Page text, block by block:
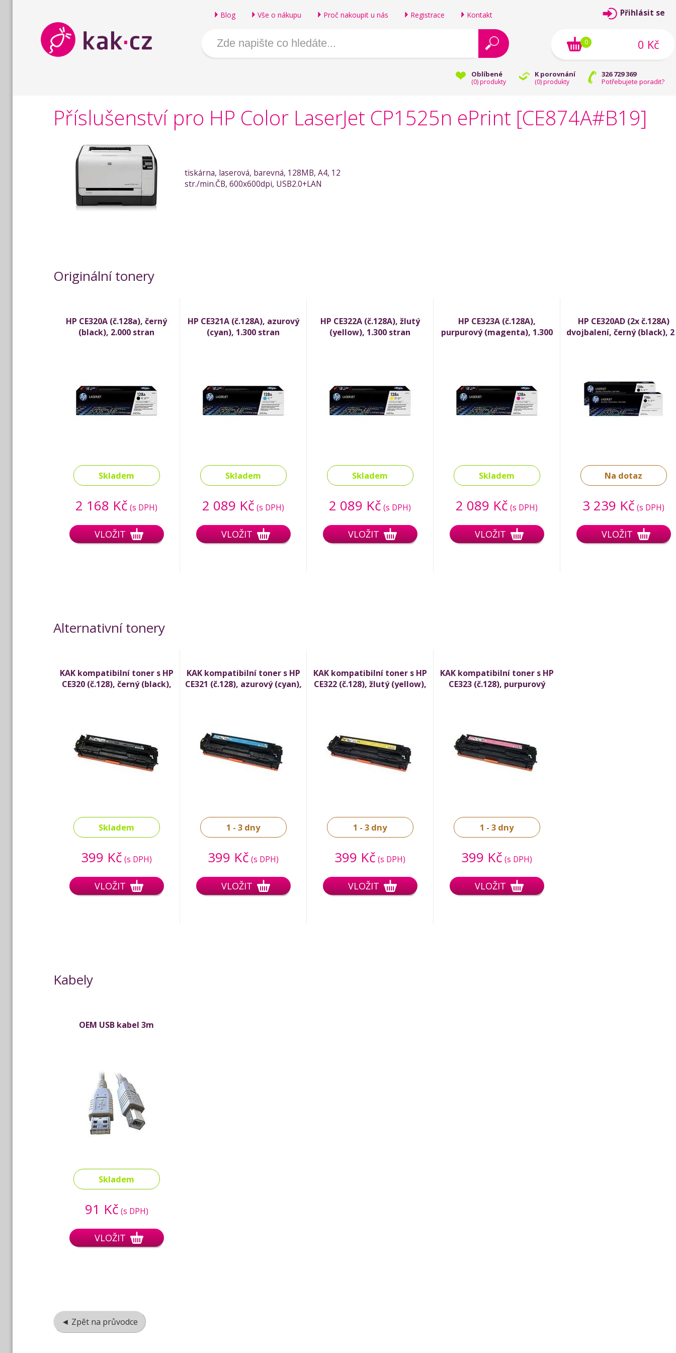
Blog Vše o nákupu Proč nakoupit u nás Registrace Kontakt
Oblíbené
(0) produkty
K porovnání
(0) produkty
326 729 369
Potřebujete poradit?
Přihlásit se
0 Kč
0
Příslušenství pro HP Color LaserJet CP1525n ePrint [CE874A#B19]
tiskárna, laserová, barevná, 128MB, A4, 12
str./min.ČB, 600x600dpi, USB2.0+LAN
Originální tonery
HP CE320A (č.128a), černý
(black), 2.000 stran
Skladem
2 168 Kč (s DPH)
VLOŽIT
HP CE321A (č.128A), azurový
(cyan), 1.300 stran
Skladem
2 089 Kč (s DPH)
VLOŽIT
HP CE322A (č.128A), žlutý
(yellow), 1.300 stran
Skladem
2 089 Kč (s DPH)
VLOŽIT
HP CE323A (č.128A),
purpurový (magenta), 1.300
Skladem
2 089 Kč (s DPH)
VLOŽIT
HP CE320AD (2x č.128A)
dvojbalení, černý (black), 2
Na dotaz
3 239 Kč (s DPH)
VLOŽIT
Alternativní tonery
KAK kompatibilní toner s HP
CE320 (č.128), černý (black),
Skladem
399 Kč (s DPH)
VLOŽIT
KAK kompatibilní toner s HP
CE321 (č.128), azurový (cyan),
1 - 3 dny
399 Kč (s DPH)
VLOŽIT
KAK kompatibilní toner s HP
CE322 (č.128), žlutý (yellow),
1 - 3 dny
399 Kč (s DPH)
VLOŽIT
KAK kompatibilní toner s HP
CE323 (č.128), purpurový
1 - 3 dny
399 Kč (s DPH)
VLOŽIT
Kabely
OEM USB kabel 3m
Skladem
91 Kč (s DPH)
VLOŽIT
◄ Zpět na průvodce